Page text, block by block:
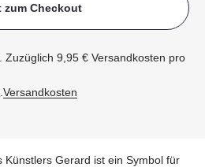
zum Checkout
Zuzüglich 9,95 € Versandkosten pro
Versandkosten
Künstlers Gerard ist ein Symbol für